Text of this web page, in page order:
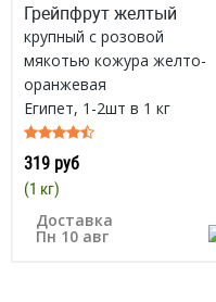
Грейпфрут желтый
крупный с розовой
мякотью кожура желто-
оранжевая
Египет, 1-2шт в 1 кг
319 руб
(1 кг)
Доставка
Пн 10 авг